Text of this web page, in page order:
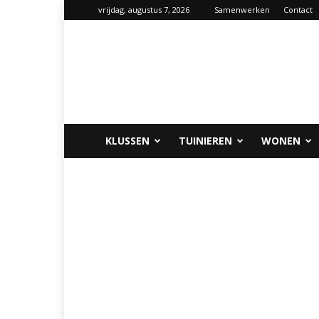
vrijdag, augustus 7, 2026 Samenwerken Contact
KLUSSEN TUINIEREN WONEN